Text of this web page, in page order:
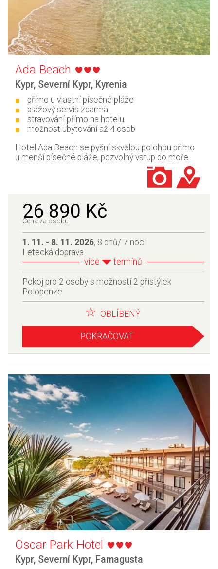
Ada Beach
Kypr, Severní Kypr, Kyrenia
přímo u vlastní písečné pláže
plážový servis zdarma
stravování přímo na hotelu
možnost ubytování až 4 osob
Hotel Ada Beach se pyšní skvělou polohou přímo
u menší písečné pláže, pozvolný vstup do moře.
26 890 Kč
Cena za osobu
1. 11. - 8. 11. 2026, 8 dnů/ 7 nocí
Letecká doprava
více
termínů
Pokoj pro 2 osoby s možností 2 přistýlek
Polopenze
OBLÍBENÝ
POKRAČOVAT
Oscar Park Hotel
Kypr, Severní Kypr, Famagusta